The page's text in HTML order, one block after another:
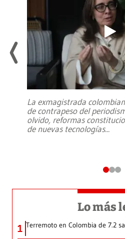
La exmagistrada
de contrapeso del
olvido, reformas
de nuevas tecnologías...
Lo más
1 Terremoto en Colombia de 7.2